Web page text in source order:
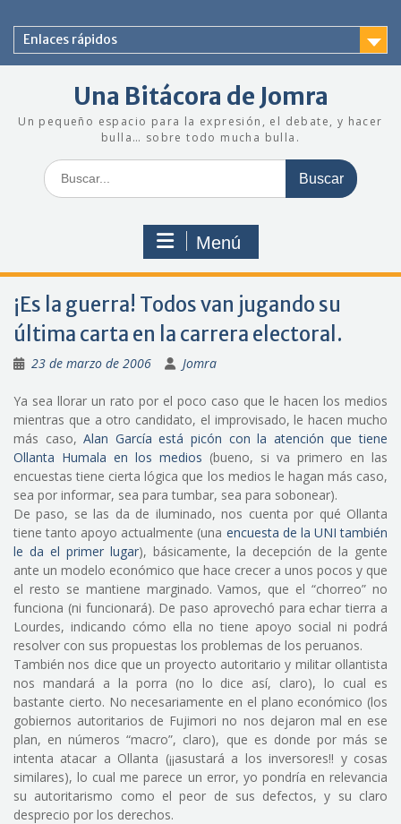
contenido
Enlaces rápidos
Una Bitácora de Jomra
Un pequeño espacio para la expresión, el debate, y hacer
bulla… sobre todo mucha bulla.
Buscar:
Menú
¡Es la guerra! Todos van jugando su
última carta en la carrera electoral.
23 de marzo de 2006 Jomra
Ya sea llorar un rato por el poco caso que le hacen los medios
mientras que a otro candidato, el improvisado, le hacen mucho
más caso,Alan García está picón con la atención que tiene
Ollanta Humala en los medios (bueno, si va primero en las
encuestas tiene cierta lógica que los medios le hagan más caso,
sea por informar, sea para tumbar, sea para sobonear).
De paso, se las da de iluminado, nos cuenta por qué Ollanta
tiene tanto apoyo actualmente (una encuesta de la UNI también
le da el primer lugar), básicamente, la decepción de la gente
ante un modelo económico que hace crecer a unos pocos y que
el resto se mantiene marginado. Vamos, que el “chorreo” no
funciona (ni funcionará). De paso aprovechó para echar tierra a
Lourdes, indicando cómo ella no tiene apoyo social ni podrá
resolver con sus propuestas los problemas de los peruanos.
También nos dice que un proyecto autoritario y militar ollantista
nos mandará a la porra (no lo dice así, claro), lo cual es
bastante cierto. No necesariamente en el plano económico (los
gobiernos autoritarios de Fujimori no nos dejaron mal en ese
plan, en números “macro”, claro), que es donde por más se
intenta atacar a Ollanta (¡¡asustará a los inversores!! y cosas
similares), lo cual me parece un error, yo pondría en relevancia
su autoritarismo como el peor de sus defectos, y su claro
desprecio por los derechos.